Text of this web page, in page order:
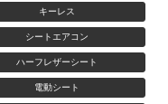
キーレス
シートエアコン
ハーフレザーシート
電動シート